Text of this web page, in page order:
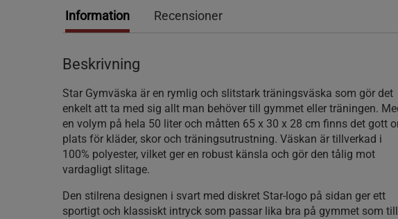
Information Recensioner
Beskrivning
Star Gymväska är en rymlig och slitstark träningsväska som gör det
enkelt att ta med sig allt man behöver till gymmet eller träningen.
en volym på hela 50 liter och måtten 65 x 30 x 28 cm finns det gott
plats för kläder, skor och träningsutrustning. Väskan är tillverkad i
100% polyester, vilket ger en robust känsla och gör den tålig mot
vardagligt slitage.
Den stilrena designen i svart med diskret Star-logo på sidan ger ett
sportigt och klassiskt intryck som passar lika bra på gymmet som till